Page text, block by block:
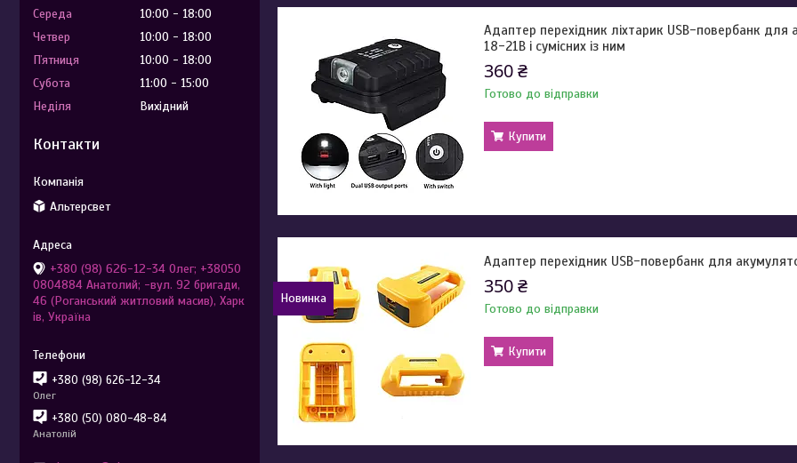
Адаптер перехідник ліхтарик USB-повербанк для
18-21В і сумісних із ним
360 ₴
Готово до відправки
Купити
Новинка
Адаптер перехідник USB-повербанк для
350 ₴
Готово до відправки
Купити
Середа
10:00
18:00
Четвер
10:00
18:00
Пʼятниця
10:00
18:00
Субота
11:00
15:00
Неділя
Вихідний
Контакти
Альтерсвет
+380 (98) 626-12-34 Олег; +38050
0804884 Анатолий; -вул. 92 бригади,
46 (Роганський житловий масив), Харк
ів, Україна
+380 (98) 626-12-34
Олег
+380 (50) 080-48-84
Анатолій